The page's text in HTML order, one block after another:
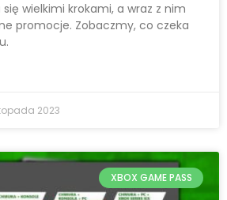
się wielkimi krokami, a wraz z nim
promocje. Zobaczmy, co czeka
2023
XBOX GAME PASS